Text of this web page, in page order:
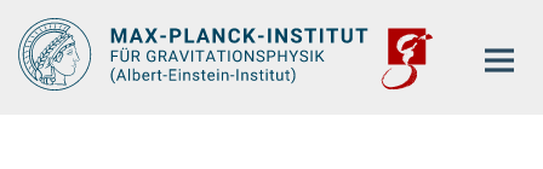
Hauptinhalt